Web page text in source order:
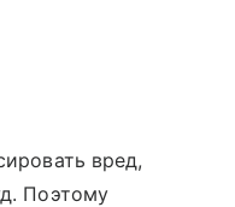
вред,
Поэтому